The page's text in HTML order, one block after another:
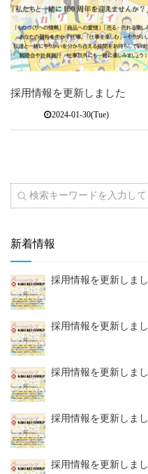
採用情報を更新しました
2024-01-30(Tue)
新着情報
採用情報を更新しまし
採用情報を更新しまし
採用情報を更新しまし
採用情報を更新しまし
採用情報を更新しまし